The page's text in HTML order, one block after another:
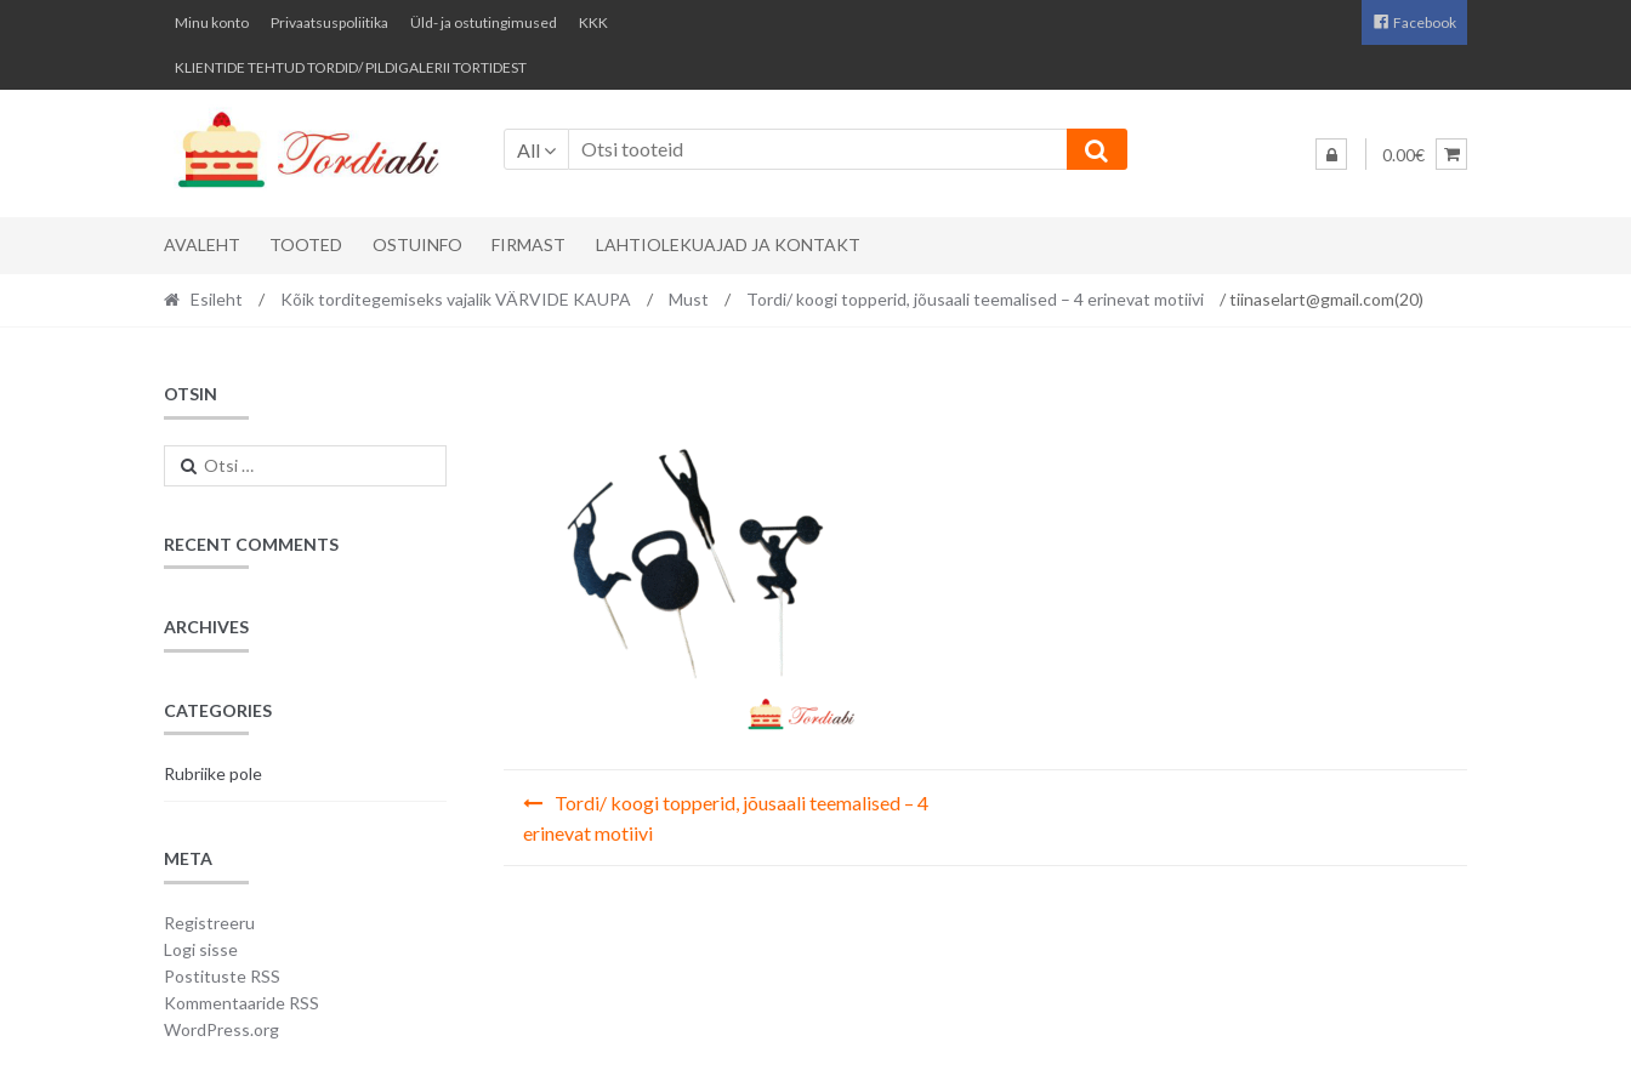
Skip
navigation
Skip
content
Minu konto Privaatsuspoliitika Üld- ja ostutingimused KKK
KLIENTIDE TEHTUD TORDID/ PILDIGALERII TORTIDEST
Facebook
All 0.00€
AVALEHT TOOTED OSTUINFO FIRMAST LAHTIOLEKUAJAD JA KONTAKT
Esileht / Kõik torditegemiseks vajalik VÄRVIDE KAUPA / Must / Tordi/ koogi topperid, jõusaali teemalised – 4 erinevat motiivi / tiinaselart@gmail.com(20)
Navigeerimine
Tordi/ koogi topperid, jõusaali teemalised – 4
erinevat motiivi
OTSIN
Otsi:
RECENT COMMENTS
ARCHIVES
CATEGORIES
Rubriike pole
META
Registreeru
Logi sisse
Postituste RSS
Kommentaaride RSS
WordPress.org